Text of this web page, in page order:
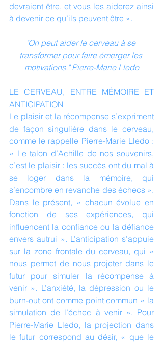
devraient être, et vous les aiderez ainsi
à devenir ce qu’ils peuvent être ».
"On peut aider le cerveau à se
transformer pour faire émerger les
motivations." Pierre-Marie Lledo
LE CERVEAU, ENTRE MÉMOIRE ET
ANTICIPATION
Le plaisir et la récompense s’expriment
de façon singulière dans le cerveau,
comme le rappelle Pierre-Marie Lledo :
« Le talon d’Achille de nos souvenirs,
c’est le plaisir : les succès ont du mal à
se loger dans la mémoire, qui
s’encombre en revanche des échecs ».
Dans le présent, « chacun évolue en
fonction de ses expériences, qui
influencent la confiance ou la défiance
envers autrui ». L’anticipation s’appuie
sur la zone frontale du cerveau, qui «
nous permet de nous projeter dans le
futur pour simuler la récompense à
venir ». L’anxiété, la dépression ou le
burn-out ont comme point commun « la
simulation de l’échec à venir ». Pour
Pierre-Marie Lledo, la projection dans
le futur correspond au désir, « que le